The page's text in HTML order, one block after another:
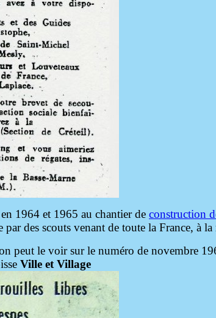
1964 et 1965 au chantier de construction
des scouts venant de toute la France, à la
peut le voir sur le numéro de novembre
Ville et Village